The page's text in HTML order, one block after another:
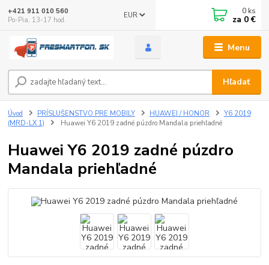
Menu
EUR
Hľadať
+421 911 010 560
Po-Pia, 13-17 hod.
0 ks
za 0 €
Úvod PRÍSLUŠENSTVO PRE MOBILY HUAWEI / HONOR
Y6 2019
(MRD-LX 1)
Huawei Y6 2019 zadné púzdro Mandala priehľadné
Huawei Y6 2019 zadné púzdro
Mandala priehľadné